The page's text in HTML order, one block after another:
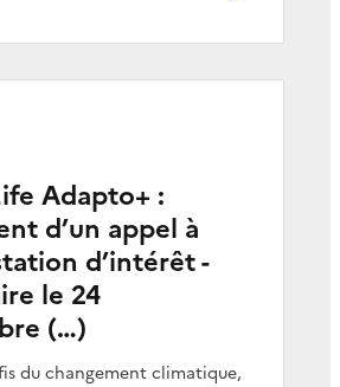
Adapto+ :
d’un appel à
d’intérêt -
le 24
(…)
du changement climatique,